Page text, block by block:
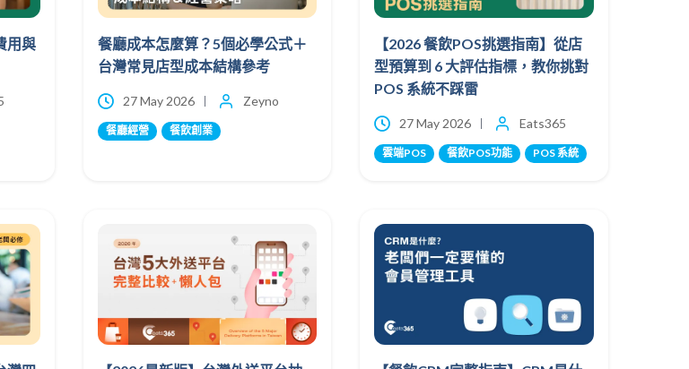
用與
餐廳成本怎麼算？5個必學公式＋
台灣常見店型成本結構參考
27 May 2026 Zeyno
餐廳經營 餐飲創業
【2026 餐飲POS挑選指南】從店
型預算到 6 大評估指標，教你挑對
POS 系統不踩雷
27 May 2026 Eats365
雲端POS 餐飲POS功能 POS 系統